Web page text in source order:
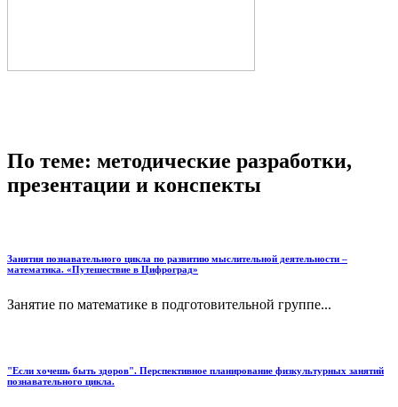
По теме: методические разработки,
презентации и конспекты
Занятия познавательного цикла по развитию мыслительной деятельности –
математика. «Путешествие в Цифроград»
Занятие по математике в подготовительной группе...
"Если хочешь быть здоров". Перспективное планирование физкультурных занятий
познавательного цикла.